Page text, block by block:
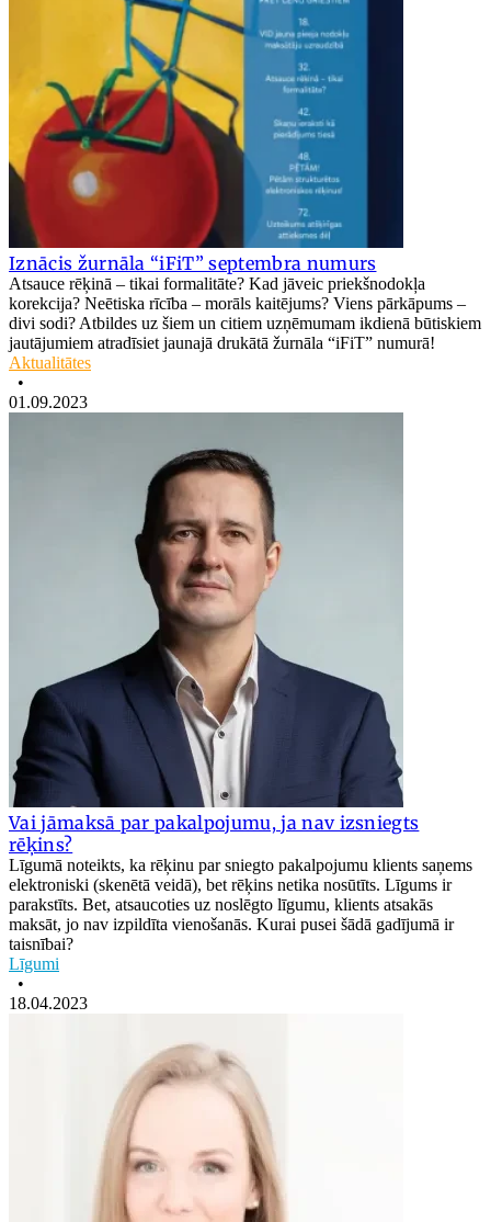
Iznācis žurnāla “iFiT” septembra numurs
Atsauce rēķinā – tikai formalitāte? Kad jāveic priekšnodokļa
korekcija? Neētiska rīcība – morāls kaitējums? Viens pārkāpums –
divi sodi? Atbildes uz šiem un citiem uzņēmumam ikdienā būtiskiem
jautājumiem atradīsiet jaunajā drukātā žurnāla “iFiT” numurā!
Aktualitātes
•
01.09.2023
Vai jāmaksā par pakalpojumu, ja nav izsniegts
rēķins?
Līgumā noteikts, ka rēķinu par sniegto pakalpojumu klients saņems
elektroniski (skenētā veidā), bet rēķins netika nosūtīts. Līgums ir
parakstīts. Bet, atsaucoties uz noslēgto līgumu, klients atsakās
maksāt, jo nav izpildīta vienošanās. Kurai pusei šādā gadījumā ir
taisnībai?
Līgumi
•
18.04.2023